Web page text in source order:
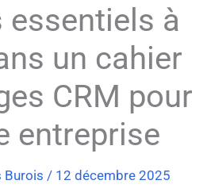
essentiels à
un cahier
CRM pour
entreprise
Burois / 12 décembre 2025